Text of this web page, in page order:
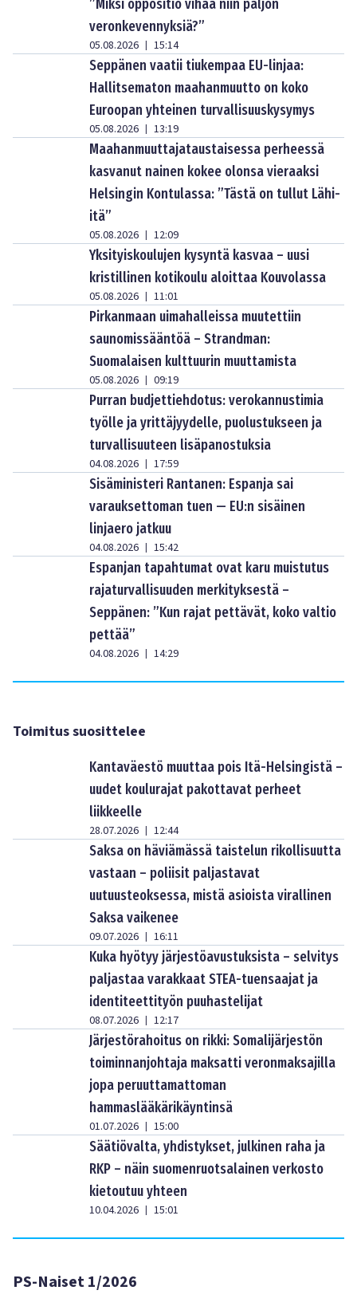
”Miksi oppositio vihaa niin paljon
veronkevennyksiä?”
05.08.2026 | 15:14
Seppänen vaatii tiukempaa EU-linjaa:
Hallitsematon maahanmuutto on koko
Euroopan yhteinen turvallisuuskysymys
05.08.2026 | 13:19
Maahanmuuttajataustaisessa perheessä
kasvanut nainen kokee olonsa vieraaksi
Helsingin Kontulassa: ”Tästä on tullut Lähi-
itä”
05.08.2026 | 12:09
Yksityiskoulujen kysyntä kasvaa – uusi
kristillinen kotikoulu aloittaa Kouvolassa
05.08.2026 | 11:01
Pirkanmaan uimahalleissa muutettiin
saunomissääntöä – Strandman:
Suomalaisen kulttuurin muuttamista
05.08.2026 | 09:19
Purran budjettiehdotus: verokannustimia
työlle ja yrittäjyydelle, puolustukseen ja
turvallisuuteen lisäpanostuksia
04.08.2026 | 17:59
Sisäministeri Rantanen: Espanja sai
varauksettoman tuen — EU:n sisäinen
linjaero jatkuu
04.08.2026 | 15:42
Espanjan tapahtumat ovat karu muistutus
rajaturvallisuuden merkityksestä –
Seppänen: ”Kun rajat pettävät, koko valtio
pettää”
04.08.2026 | 14:29
Toimitus suosittelee
Kantaväestö muuttaa pois Itä-Helsingistä –
uudet koulurajat pakottavat perheet
liikkeelle
28.07.2026 | 12:44
Saksa on häviämässä taistelun rikollisuutta
vastaan – poliisit paljastavat
uutuusteoksessa, mistä asioista virallinen
Saksa vaikenee
09.07.2026 | 16:11
Kuka hyötyy järjestöavustuksista – selvitys
paljastaa varakkaat STEA-tuensaajat ja
identiteettityön puuhastelijat
08.07.2026 | 12:17
Järjestörahoitus on rikki: Somalijärjestön
toiminnanjohtaja maksatti veronmaksajilla
jopa peruuttamattoman
hammaslääkärikäyntinsä
01.07.2026 | 15:00
Säätiövalta, yhdistykset, julkinen raha ja
RKP – näin suomenruotsalainen verkosto
kietoutuu yhteen
10.04.2026 | 15:01
PS-Naiset 1/2026